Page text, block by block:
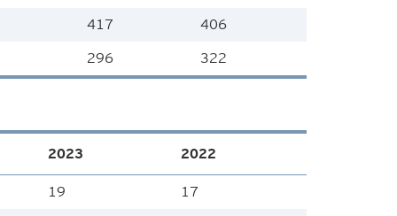
417
406
296
322
2023 2022
19
17